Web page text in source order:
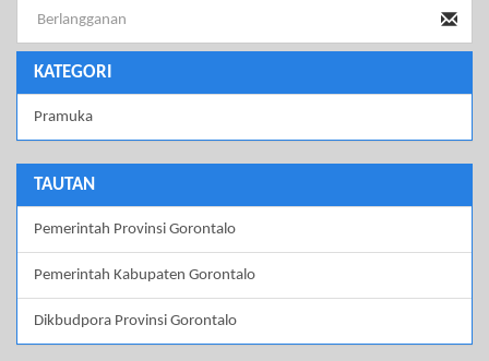
KATEGORI
Pramuka
TAUTAN
Pemerintah Provinsi Gorontalo
Pemerintah Kabupaten Gorontalo
Dikbudpora Provinsi Gorontalo